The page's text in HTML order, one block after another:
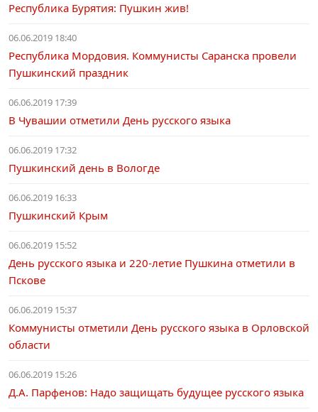
Республика Бурятия: Пушкин жив!
06.06.2019 18:40
Республика Мордовия. Коммунисты Саранска провели
Пушкинский праздник
06.06.2019 17:39
В Чувашии отметили День русского языка
06.06.2019 17:32
Пушкинский день в Вологде
06.06.2019 16:33
Пушкинский Крым
06.06.2019 15:52
День русского языка и 220-летие Пушкина отметили в
Пскове
06.06.2019 15:37
Коммунисты отметили День русского языка в Орловской
области
06.06.2019 15:26
Д.А. Парфенов: Надо защищать будущее русского языка